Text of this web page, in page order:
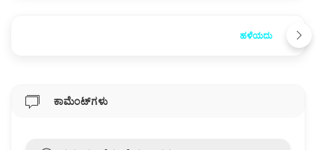
ಹಳೆಯದು
ಕಾಮೆಂಟ್‌ಗಳು